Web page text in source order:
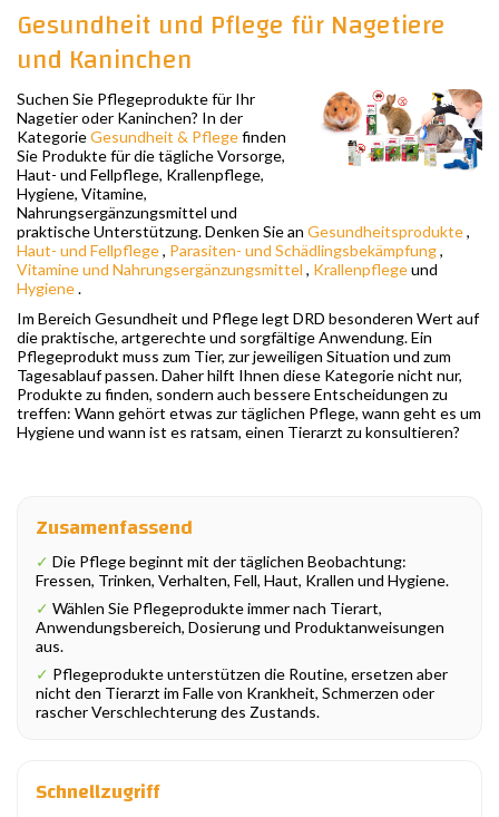
Gesundheit und Pflege für Nagetiere
und Kaninchen
Suchen Sie Pflegeprodukte für Ihr
Nagetier oder Kaninchen? In der
KategorieGesundheit & Pflegefinden
Sie Produkte für die tägliche Vorsorge,
Haut- und Fellpflege, Krallenpflege,
Hygiene, Vitamine,
Nahrungsergänzungsmittel und
praktische Unterstützung. Denken Sie an Gesundheitsprodukte,
Haut- und Fellpflege, Parasiten- und Schädlingsbekämpfung,
Vitamine und Nahrungsergänzungsmittel , Krallenpflegeund
Hygiene.
Im Bereich Gesundheit und Pflege legt DRD besonderen Wert auf
die praktische, artgerechte und sorgfältige Anwendung. Ein
Pflegeprodukt muss zum Tier, zur jeweiligen Situation und zum
Tagesablauf passen. Daher hilft Ihnen diese Kategorie nicht nur,
Produkte zu finden, sondern auch bessere Entscheidungen zu
treffen: Wann gehört etwas zur täglichen Pflege, wann geht es um
Hygiene und wann ist es ratsam, einen Tierarzt zu konsultieren?
Zusamenfassend
✓ Die Pflege beginnt mit der täglichen Beobachtung:
Fressen, Trinken, Verhalten, Fell, Haut, Krallen und Hygiene.
✓ Wählen Sie Pflegeprodukte immer nach Tierart,
Anwendungsbereich, Dosierung und Produktanweisungen
aus.
✓ Pflegeprodukte unterstützen die Routine, ersetzen aber
nicht den Tierarzt im Falle von Krankheit, Schmerzen oder
rascher Verschlechterung des Zustands.
Schnellzugriff